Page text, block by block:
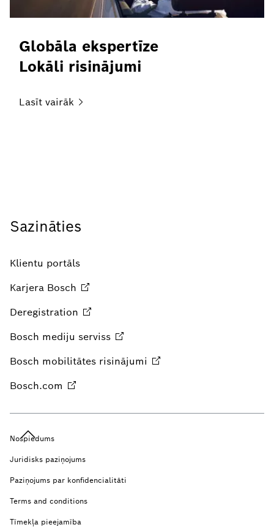
Globāla ekspertīze
Lokāli risinājumi
Lasīt vairāk
Sazināties
Klientu portāls
Karjera Bosch
Deregistration
Bosch mediju serviss
Bosch mobilitātes risinājumi
Bosch.com
Nospiedums
Juridisks paziņojums
Paziņojums par konfidencialitāti
Terms and conditions
Tīmekļa pieejamība